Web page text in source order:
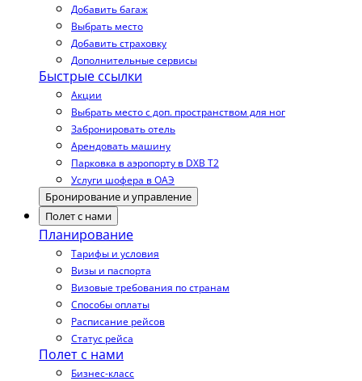
Добавить багаж
Выбрать место
Добавить страховку
Дополнительные сервисы
Быстрые ссылки
Акции
Выбрать место с доп. пространством для ног
Забронировать отель
Арендовать машину
Парковка в аэропорту в DXB T2
Услуги шофера в ОАЭ
Бронирование и управление
Полет с нами
Планирование
Тарифы и условия
Визы и паспорта
Визовые требования по странам
Способы оплаты
Расписание рейсов
Статус рейса
Полет с нами
Бизнес-класс